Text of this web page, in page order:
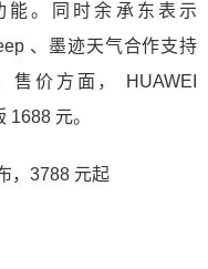
能。同时余承东表示
、墨迹天气合作支持
价方面， HUAWEI
元。